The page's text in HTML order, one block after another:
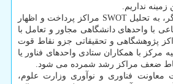
نداریم.
رضایی فر در بخشی دیگر، به تحلیل SWOT مراکز پرداخت و اظهار
با واحدهای دانشگاهی مجاور و تعامل با
پژوهشگاهی و تحقیقاتی جزو نقاط قوت
مرکز با همکاران ستادی واحدهای فناور یا
ضعف مراکز رشد شمرده می شود.
فناوری و نوآوری وزارت علوم،